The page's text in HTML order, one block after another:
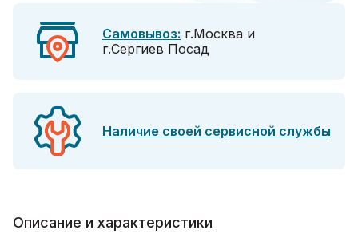
Самовывоз: г.Москва и
г.Сергиев Посад
Наличие своей сервисной службы
Описание и характеристики